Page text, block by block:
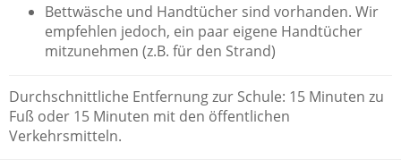
Bettwäsche und Handtücher sind vorhanden. Wir
empfehlen jedoch, ein paar eigene Handtücher
mitzunehmen (z.B. für den Strand)
Durchschnittliche Entfernung zur Schule: 15 Minuten zu
Fuß oder 15 Minuten mit den öffentlichen
Verkehrsmitteln.